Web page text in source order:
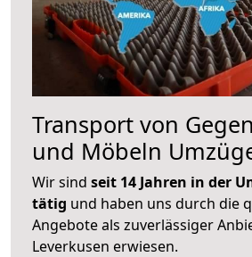
Transport von
und Möbeln
Wir sind seit 14 Jahren in der
tätig und haben uns durch die
Angebote als zuverlässiger
Leverkusen erwiesen.